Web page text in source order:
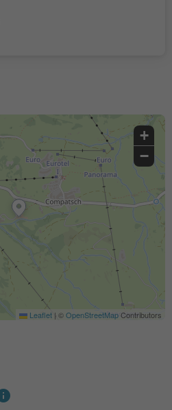
+
−
Leaflet | ©OpenStreetMapContributors